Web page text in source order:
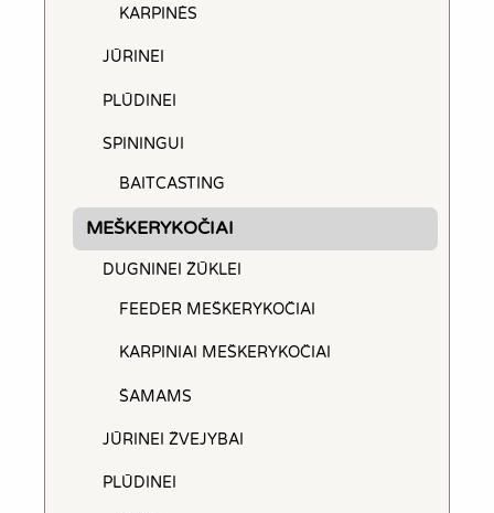
KARPINĖS
JŪRINEI
PLŪDINEI
SPININGUI
BAITCASTING
MEŠKERYKOČIAI
DUGNINEI ŽŪKLEI
FEEDER MEŠKERYKOČIAI
KARPINIAI MEŠKERYKOČIAI
ŠAMAMS
JŪRINEI ŽVEJYBAI
PLŪDINEI